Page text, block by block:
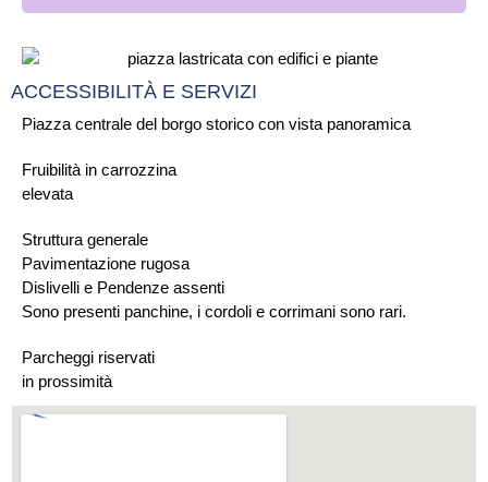
Piazza centrale del borgo storico con vista panoramica
Fruibilità in carrozzina
elevata
Struttura generale
Pavimentazione rugosa
Dislivelli e Pendenze assenti
Sono presenti panchine, i cordoli e corrimani sono rari.
Parcheggi riservati
in prossimità
ACCESSIBILITÀ E SERVIZI